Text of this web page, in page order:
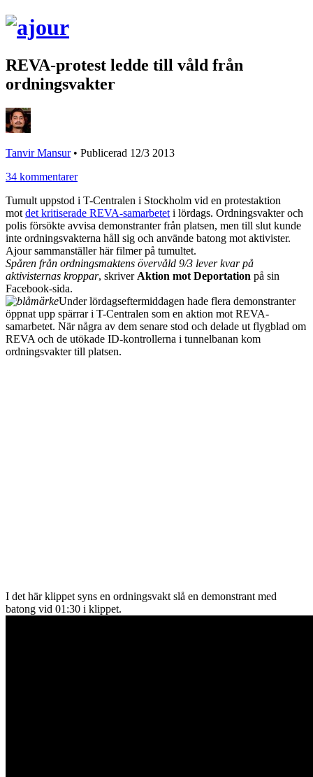
REVA-protest ledde till våld från
ordningsvakter
Tanvir Mansur• Publicerad 12/3 2013
34 kommentarer
Tumult uppstod i T-Centralen i Stockholm vid en protestaktion
mot det kritiserade REVA-samarbetet i lördags. Ordningsvakter och
polis försökte avvisa demonstranter från platsen, men till slut kunde
inte ordningsvakterna håll sig och använde batong mot aktivister.
Ajour sammanställer här filmer på tumultet.
Spåren från ordningsmaktens övervåld 9/3 lever kvar på
aktivisternas kroppar, skriver Aktion mot Deportation på sin
Facebook-sida.
Under lördagseftermiddagen hade flera demonstranter
öppnat upp spärrar i T-Centralen som en aktion mot REVA-
samarbetet. När några av dem senare stod och delade ut flygblad om
REVA och de utökade ID-kontrollerna i tunnelbanan kom
ordningsvakter till platsen.
I det här klippet syns en ordningsvakt slå en demonstrant med
batong vid 01:30 i klippet.